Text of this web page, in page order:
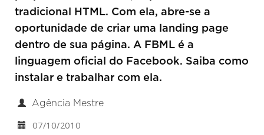
tradicional HTML. Com ela, abre-se a
oportunidade de criar uma landing page
dentro de sua página. A FBML é a
linguagem oficial do Facebook. Saiba como
instalar e trabalhar com ela.
Agência Mestre
07/10/2010